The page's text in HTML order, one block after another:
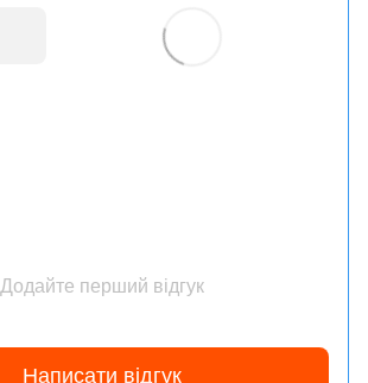
Додайте перший відгук
Написати відгук